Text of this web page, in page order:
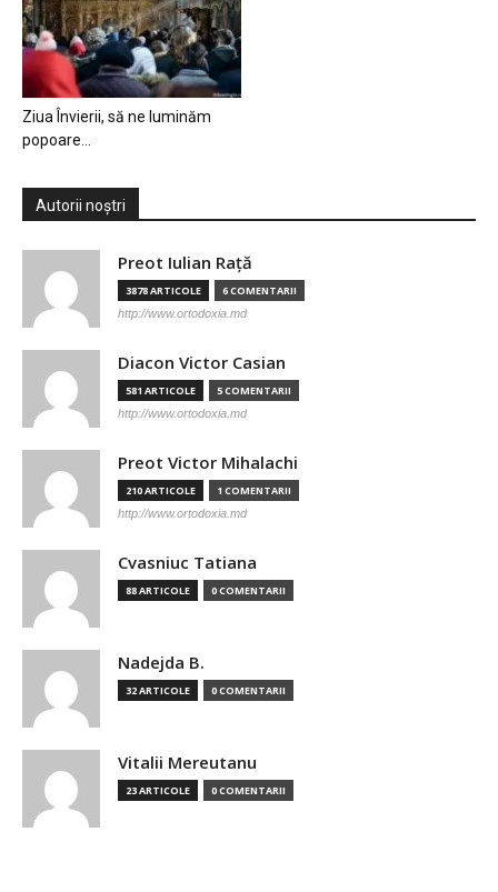
Ziua Învierii, să ne luminăm
popoare…
Autorii noștri
Preot Iulian Raţă
3878 ARTICOLE 6 COMENTARII
http://www.ortodoxia.md
Diacon Victor Casian
581 ARTICOLE 5 COMENTARII
http://www.ortodoxia.md
Preot Victor Mihalachi
210 ARTICOLE 1 COMENTARII
http://www.ortodoxia.md
Cvasniuc Tatiana
88 ARTICOLE 0 COMENTARII
Nadejda B.
32 ARTICOLE 0 COMENTARII
Vitalii Mereutanu
23 ARTICOLE 0 COMENTARII